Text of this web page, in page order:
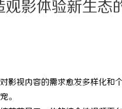
影体验新生态
影视内容的需求愈发多样化
。